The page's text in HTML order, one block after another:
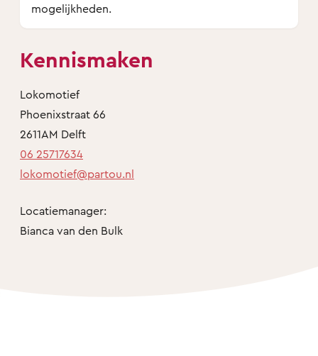
mogelijkheden.
Kennismaken
Lokomotief
Phoenixstraat 66
2611AM Delft
06 25717634
lokomotief@partou.nl
Locatiemanager:
Bianca van den Bulk